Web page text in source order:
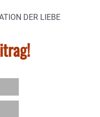
DER LIEBE